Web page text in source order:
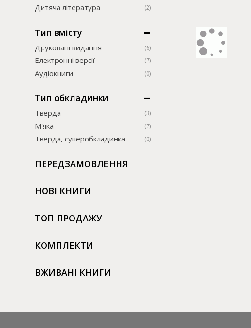
Дитяча література (2)
Тип вмісту
Друковані видання (6)
Електронні версії (7)
Аудіокниги (0)
Тип обкладинки
Тверда (3)
М'яка (7)
Тверда, суперобкладинка (0)
ПЕРЕДЗАМОВЛЕННЯ
НОВІ КНИГИ
ТОП ПРОДАЖУ
КОМПЛЕКТИ
ВЖИВАНІ КНИГИ